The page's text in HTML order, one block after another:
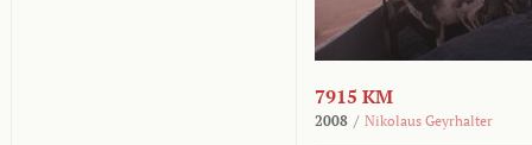
7915 KM
2008 / Nikolaus Geyrhalter